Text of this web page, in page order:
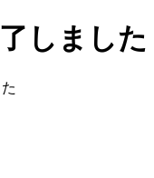
しました